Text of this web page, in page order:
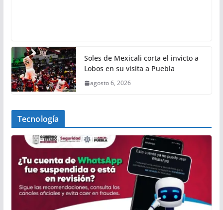
Soles de Mexicali corta el invicto a
Lobos en su visita a Puebla
agosto 6, 2026
Tecnología